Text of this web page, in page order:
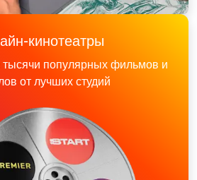
кинотеатры
тысячи популярных фильмов и
от лучших студий